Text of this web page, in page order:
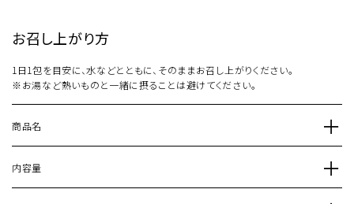
お召し上がり方
1日1包を目安に、水などとともに、そのままお召し上がりください。
※お湯など熱いものと一緒に摂ることは避けてください。
商品名
内容量